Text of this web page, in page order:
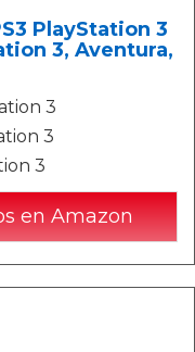
PlayStation 3
3, Aventura,
3
3
3
en Amazon